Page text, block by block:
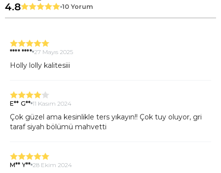
4.8 10 Yorum
**** **** 27 Mayıs 2025
Holly lolly kalitesiii
E** G** 11 Kasım 2024
Çok güzel ama kesinlikle ters yıkayın!! Çok tuy oluyor, gri
taraf siyah bölümü mahvetti
M** Y** 28 Ekim 2024